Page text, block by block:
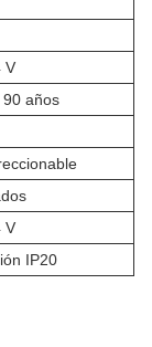
V
90 años
V
IP20